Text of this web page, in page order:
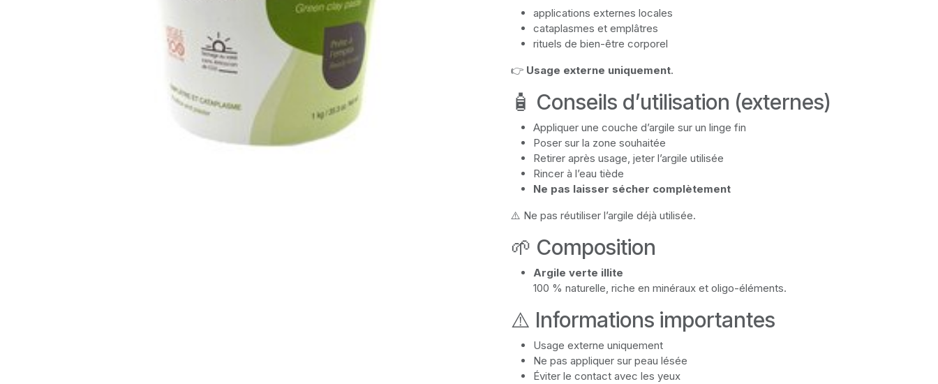
applications externes locales
cataplasmes et emplâtres
rituels de bien-être corporel
👉 Usage externe uniquement.
🧴 Conseils d’utilisation (externes)
Appliquer une couche d’argile sur un linge fin
Poser sur la zone souhaitée
Retirer après usage, jeter l’argile utilisée
Rincer à l’eau tiède
Ne pas laisser sécher complètement
⚠️ Ne pas réutiliser l’argile déjà utilisée.
🌱 Composition
Argile verte illite
100 % naturelle, riche en minéraux et oligo-éléments.
⚠️ Informations importantes
Usage externe uniquement
Ne pas appliquer sur peau lésée
Éviter le contact avec les yeux